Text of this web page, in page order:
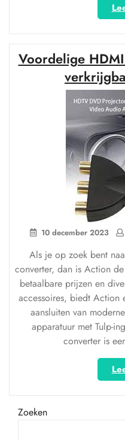
Voordelige
10 december 2023
Als je op zoek bent
converter, dan is Action
betaalbare prijzen en
accessoires, biedt Action
aansluiten van
apparatuur met Tulp-
converter is
Zoeken